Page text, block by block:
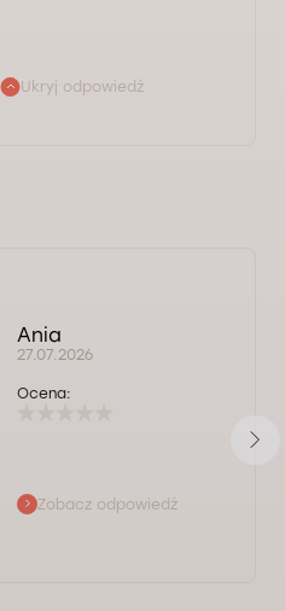
Ukryj odpowiedź
Ania
27.07.2026
Ocena:
Zobacz odpowiedź